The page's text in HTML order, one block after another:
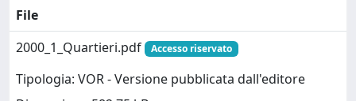
File
2000_1_Quartieri.pdf
Accesso riservato
Tipologia: VOR - Versione pubblicata dall'editore